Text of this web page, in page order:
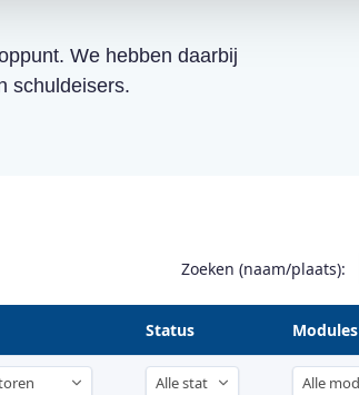
We hebben daarbij
schuldeisers.
Zoeken (naam/plaats):
Status Modules